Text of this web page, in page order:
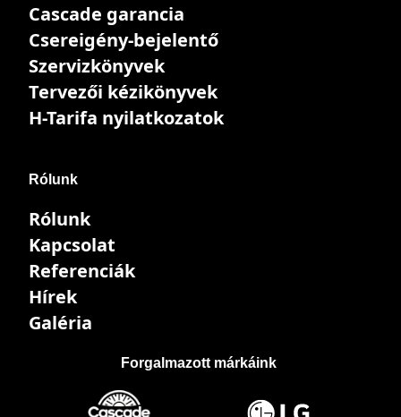
Cascade garancia
Csereigény-bejelentő
Szervizkönyvek
Tervezői kézikönyvek
H-Tarifa nyilatkozatok
Rólunk
Rólunk
Kapcsolat
Referenciák
Hírek
Galéria
Forgalmazott márkáink